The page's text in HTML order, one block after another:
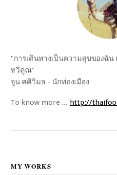
"การเดินทางเป็นความสุขของฉั
ทวีคูณ"
จูน ศศิวิมล - นักท่องเมือง
To know more ... http://
MY WORKS